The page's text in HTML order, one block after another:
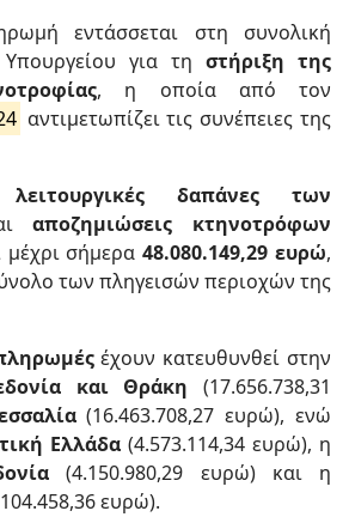
εντάσσεται στη συνολική
για τη στήριξη της
, η οποία από τον
αντιμετωπίζει τις συνέπειες της
λειτουργικές δαπάνες των
αποζημιώσεις κτηνοτρόφων
μέχρι σήμερα48.080.149,29 ευρώ,
των πληγεισών περιοχών της
έχουν κατευθυνθεί στην
και Θράκη (17.656.738,31
(16.463.708,27 ευρώ), ενώ
Ελλάδα (4.573.114,34 ευρώ), η
(4.150.980,29 ευρώ) και η
ευρώ).